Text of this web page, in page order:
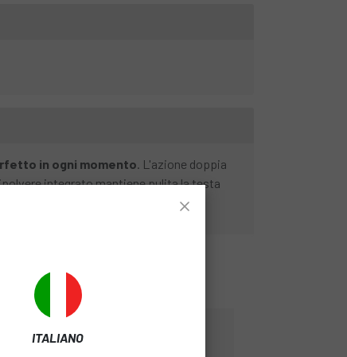
in ogni momento. L'azione doppia
integrato mantiene pulita la testa
-15%
ITALIANO